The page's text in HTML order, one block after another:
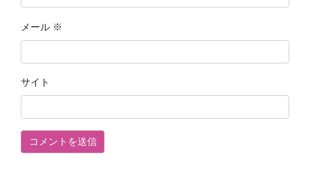
メール ※
サイト